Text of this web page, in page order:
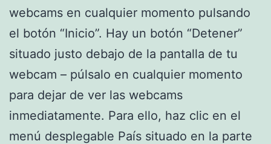
webcams en cualquier momento pulsando
el botón “Inicio”. Hay un botón “Detener”
situado justo debajo de la pantalla de tu
webcam – púlsalo en cualquier momento
para dejar de ver las webcams
inmediatamente. Para ello, haz clic en el
menú desplegable País situado en la parte